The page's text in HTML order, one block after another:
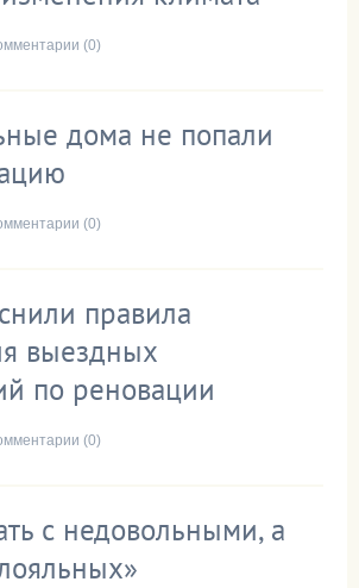
(0)
дома не попали
(0)
правила
выездных
по реновации
(0)
с недовольными, а